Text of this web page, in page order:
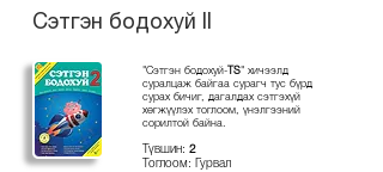
Сэтгэн бодохуй II
"Сэтгэн бодохуй- TS " хичээлд
суралцаж байгаа сурагч тус бүрд
сурах бичиг, дагалдах сэтгэхүй
хөгжүүлэх тоглоом, үнэлгээний
сорилтой байна.
Түвшин: 2
Тоглоом: Гурвал